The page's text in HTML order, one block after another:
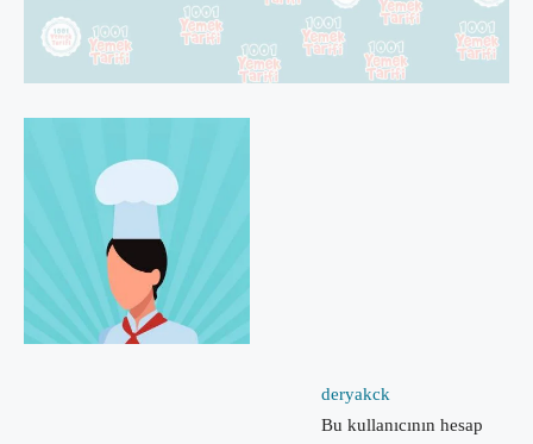
deryakck
Bu kullanıcının hesap